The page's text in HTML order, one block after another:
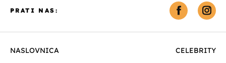
NASLOVNICA
CELEBRITY
PRATI NAS: